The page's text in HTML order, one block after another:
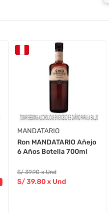
MANDATARIO
Ron MANDATARIO Añejo
6 Años Botella 700ml
S/39.90 x Und
S/39.80 x Und